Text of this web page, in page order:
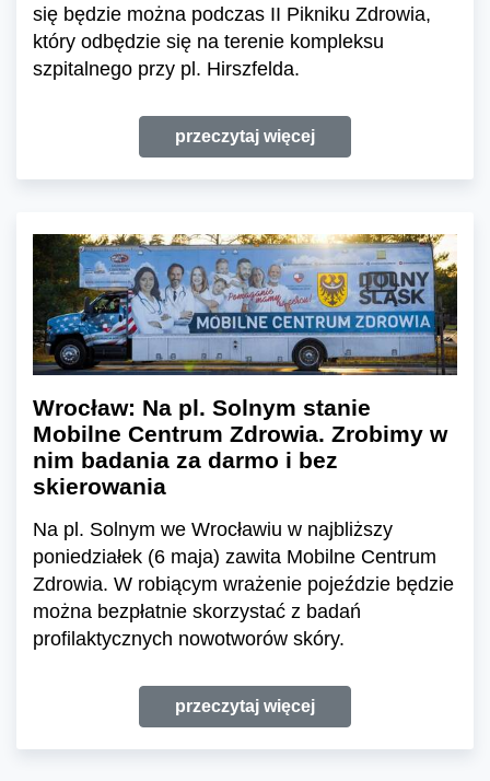
się będzie można podczas II Pikniku Zdrowia,
który odbędzie się na terenie kompleksu
szpitalnego przy pl. Hirszfelda.
przeczytaj więcej
Wrocław: Na pl. Solnym stanie
Mobilne Centrum Zdrowia. Zrobimy w
nim badania za darmo i bez
skierowania
Na pl. Solnym we Wrocławiu w najbliższy
poniedziałek (6 maja) zawita Mobilne Centrum
Zdrowia. W robiącym wrażenie pojeździe będzie
można bezpłatnie skorzystać z badań
profilaktycznych nowotworów skóry.
przeczytaj więcej